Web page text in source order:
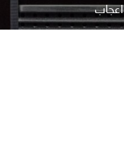
اعجاب